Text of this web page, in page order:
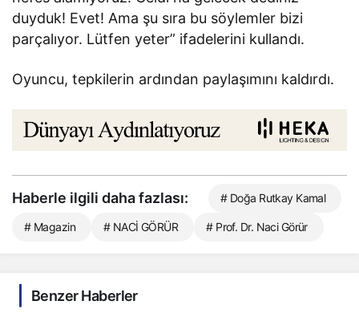
duyduk! Evet! Ama şu sıra bu söylemler bizi
parçalıyor. Lütfen yeter” ifadelerini kullandı.
Oyuncu, tepkilerin ardından paylaşımını kaldırdı.
Haberle ilgili daha fazlası: # Doğa Rutkay Kamal
# Magazin # NACİ GÖRÜR # Prof. Dr. Naci Görür
Benzer Haberler